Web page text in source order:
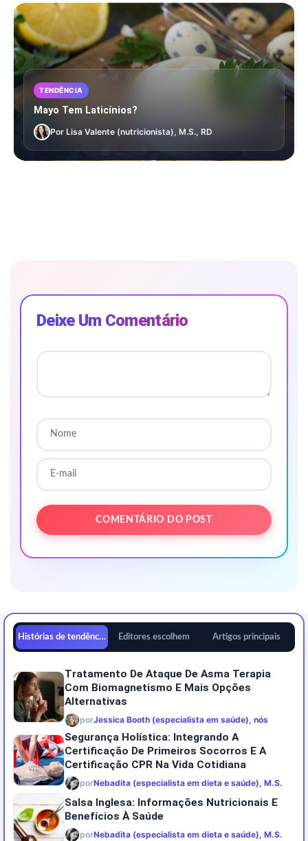
TENDÊNCIA
Mayo Tem Laticínios?
Por Lisa Valente (nutricionista), M.S., RD
Deixe Um Comentário
Histórias de tendências Editores escolhem Artigos principais
Tratamento De Ataque De Asma Terapia
Com Biomagnetismo E Mais Opções
Alternativas
porJessica Booth (especialista em saúde), nós
Segurança Holística: Integrando A
Certificação De Primeiros Socorros E A
Certificação CPR Na Vida Cotidiana
porNebadita (especialista em dieta e saúde), M.S.
Salsa Inglesa: Informações Nutricionais E
Benefícios À Saúde
porNebadita (especialista em dieta e saúde), M.S.